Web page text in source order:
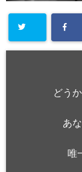
どう
あ
唯